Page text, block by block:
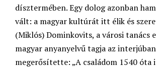
dísztermében. Egy dolog azonban
vált: a magyar kultúrát itt élik és
(Miklós) Dominkovits, a városi tanács
magyar anyanyelvű tagja az interjúban
megerősítette: „A családom 1540 óta